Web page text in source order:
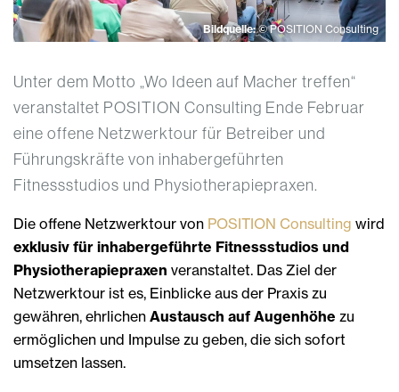
Bildquelle:© POSITION Consulting
Unter dem Motto „Wo Ideen auf Macher treffen“
veranstaltet POSITION Consulting Ende Februar
eine offene Netzwerktour für Betreiber und
Führungskräfte von inhabergeführten
Fitnessstudios und Physiotherapiepraxen.
Die offene Netzwerktour von POSITION Consulting wird
exklusiv für inhabergeführte Fitnessstudios und
Physiotherapiepraxen veranstaltet. Das Ziel der
Netzwerktour ist es, Einblicke aus der Praxis zu
gewähren, ehrlichen Austausch auf Augenhöhe zu
ermöglichen und Impulse zu geben, die sich sofort
umsetzen lassen.